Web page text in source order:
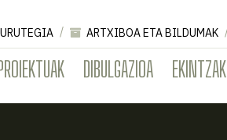
DIBULGAZIOA EKINTZAK
ARTXIBOA ETA BILDUMAK